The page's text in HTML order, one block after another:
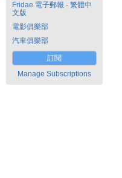
Fridae 電子郵報 - 繁體中
文版
電影俱樂部
汽車俱樂部
訂閱
Manage Subscriptions